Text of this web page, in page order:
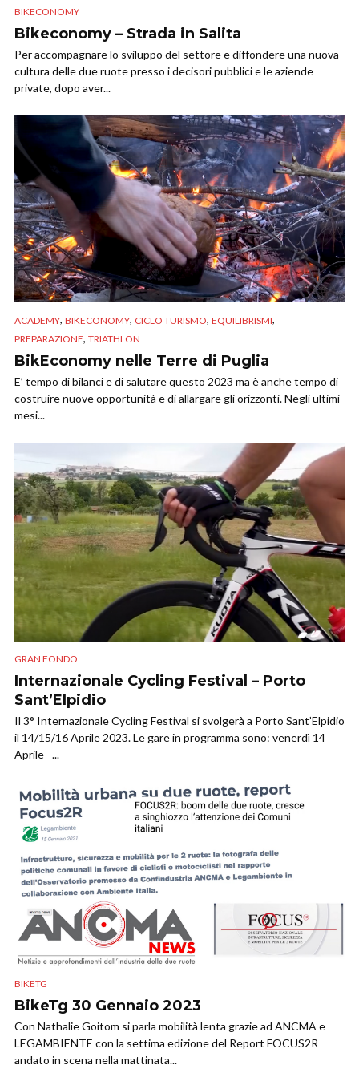
BIKECONOMY
Bikeconomy – Strada in Salita
Per accompagnare lo sviluppo del settore e diffondere una nuova
cultura delle due ruote presso i decisori pubblici e le aziende
private, dopo aver...
ACADEMY, BIKECONOMY, CICLO TURISMO, EQUILIBRISMI,
PREPARAZIONE, TRIATHLON
BikEconomy nelle Terre di Puglia
E’ tempo di bilanci e di salutare questo 2023 ma è anche tempo di
costruire nuove opportunità e di allargare gli orizzonti. Negli ultimi
mesi...
GRAN FONDO
Internazionale Cycling Festival – Porto
Sant’Elpidio
Il 3° Internazionale Cycling Festival si svolgerà a Porto Sant’Elpidio
il 14/15/16 Aprile 2023. Le gare in programma sono: venerdì 14
Aprile –...
BIKETG
BikeTg 30 Gennaio 2023
Con Nathalie Goitom si parla mobilità lenta grazie ad ANCMA e
LEGAMBIENTE con la settima edizione del Report FOCUS2R
andato in scena nella mattinata...